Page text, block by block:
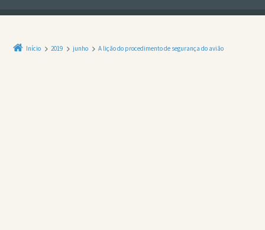
Início 2019 junho A lição do procedimento de segurança do avião